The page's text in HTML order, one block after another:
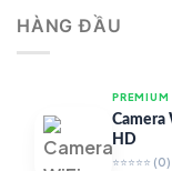
HÀNG ĐẦU
Camera
HD
⭐⭐⭐⭐⭐ (0)